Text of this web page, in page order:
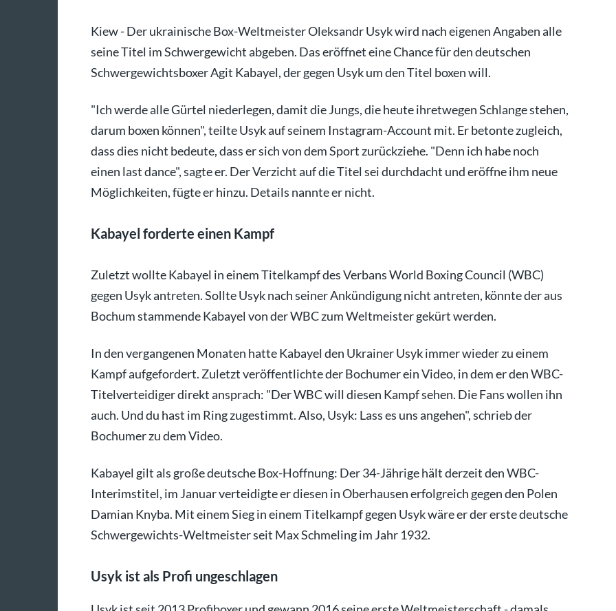
Kiew - Der ukrainische Box-Weltmeister Oleksandr Usyk wird nach eigenen Angaben alle
seine Titel im Schwergewicht abgeben. Das eröffnet eine Chance für den deutschen
Schwergewichtsboxer Agit Kabayel, der gegen Usyk um den Titel boxen will.
"Ich werde alle Gürtel niederlegen, damit die Jungs, die heute ihretwegen Schlange stehen,
darum boxen können", teilte Usyk auf seinem Instagram-Account mit. Er betonte zugleich,
dass dies nicht bedeute, dass er sich von dem Sport zurückziehe. "Denn ich habe noch
einen last dance", sagte er. Der Verzicht auf die Titel sei durchdacht und eröffne ihm neue
Möglichkeiten, fügte er hinzu. Details nannte er nicht.
Kabayel forderte einen Kampf
Zuletzt wollte Kabayel in einem Titelkampf des Verbans World Boxing Council (WBC)
gegen Usyk antreten. Sollte Usyk nach seiner Ankündigung nicht antreten, könnte der aus
Bochum stammende Kabayel von der WBC zum Weltmeister gekürt werden.
In den vergangenen Monaten hatte Kabayel den Ukrainer Usyk immer wieder zu einem
Kampf aufgefordert. Zuletzt veröffentlichte der Bochumer ein Video, in dem er den WBC-
Titelverteidiger direkt ansprach: "Der WBC will diesen Kampf sehen. Die Fans wollen ihn
auch. Und du hast im Ring zugestimmt. Also, Usyk: Lass es uns angehen", schrieb der
Bochumer zu dem Video.
Kabayel gilt als große deutsche Box-Hoffnung: Der 34-Jährige hält derzeit den WBC-
Interimstitel, im Januar verteidigte er diesen in Oberhausen erfolgreich gegen den Polen
Damian Knyba. Mit einem Sieg in einem Titelkampf gegen Usyk wäre er der erste deutsche
Schwergewichts-Weltmeister seit Max Schmeling im Jahr 1932.
Usyk ist als Profi ungeschlagen